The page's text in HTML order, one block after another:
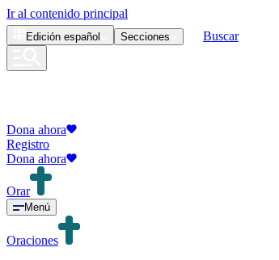
Ir al contenido principal
Edición español Secciones Buscar
Dona ahora
Registro
Dona ahora
Orar
Menú
Oraciones